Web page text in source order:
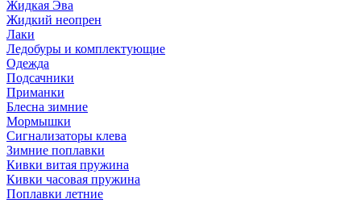
Жидкая Эва
Жидкий неопрен
Лаки
Ледобуры и комплектующие
Одежда
Подсачники
Приманки
Блесна зимние
Мормышки
Сигнализаторы клева
Зимние поплавки
Кивки витая пружина
Кивки часовая пружина
Поплавки летние